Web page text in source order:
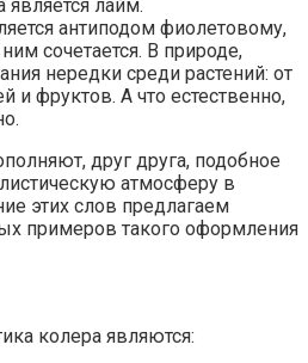
является лайм.
антиподом фиолетовому,
сочетается. В природе,
нередки среди растений: от
и фруктов. А что естественно,
друг друга, подобное
атмосферу в
этих слов предлагаем
примеров такого оформления
колера являются: